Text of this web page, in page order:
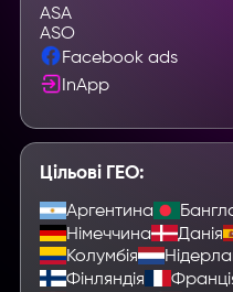
ASA
ASO
Facebook ads
InApp
Цільові ГЕО:
Аргентина
Німеччина
Данія
Колумбія
Фінляндія